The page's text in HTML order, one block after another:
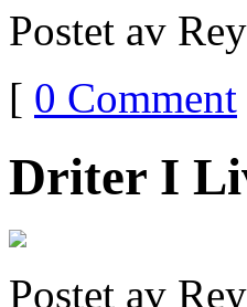
Postet av
[ 0 Comment
Driter I
Postet av